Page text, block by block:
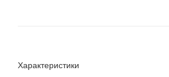
Характеристики